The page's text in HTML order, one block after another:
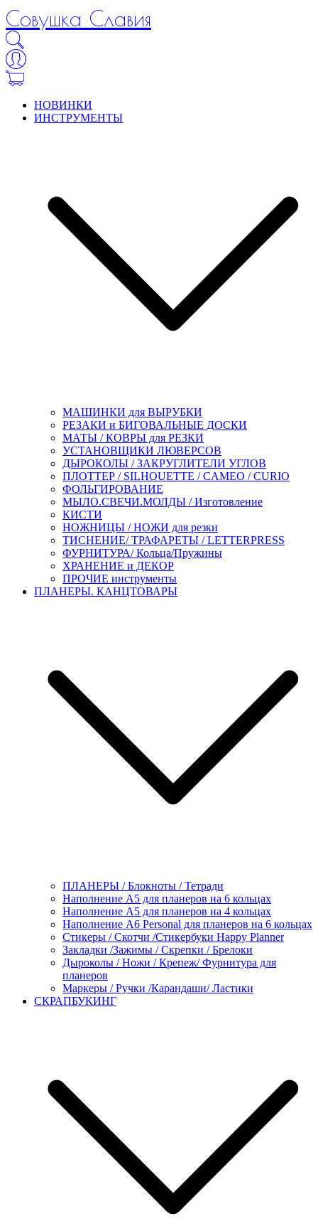
Совушка Славия
НОВИНКИ
ИНСТРУМЕНТЫ
МАШИНКИ для ВЫРУБКИ
РЕЗАКИ и БИГОВАЛЬНЫЕ ДОСКИ
МАТЫ / КОВРЫ для РЕЗКИ
УСТАНОВЩИКИ ЛЮВЕРСОВ
ДЫРОКОЛЫ / ЗАКРУГЛИТЕЛИ УГЛОВ
ПЛОТТЕР / SILHOUETTE / CAMEO / CURIO
ФОЛЬГИРОВАНИЕ
МЫЛО.СВЕЧИ.МОЛДЫ / Изготовление
КИСТИ
НОЖНИЦЫ / НОЖИ для резки
ТИСНЕНИЕ/ ТРАФАРЕТЫ / LETTERPRESS
ФУРНИТУРА/ Кольца/Пружины
ХРАНЕНИЕ и ДЕКОР
ПРОЧИЕ инструменты
ПЛАНЕРЫ. КАНЦТОВАРЫ
ПЛАНЕРЫ / Блокноты / Тетради
Наполнение А5 для планеров на 6 кольцах
Наполнение А5 для планеров на 4 кольцах
Наполнение А6 Personal для планеров на 6 кольцах
Стикеры / Скотчи /Стикербуки Happy Planner
Закладки /Зажимы / Скрепки / Брелоки
Дыроколы / Ножи / Крепеж/ Фурнитура для
планеров
Маркеры / Ручки /Карандаши/ Ластики
СКРАПБУКИНГ